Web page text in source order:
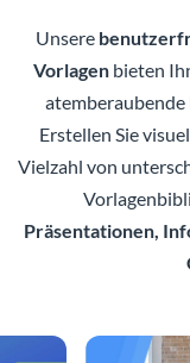
Unsere
Vorlagen bieten
atemberaubende
Erstellen Sie
Vielzahl von
Präsentationen,